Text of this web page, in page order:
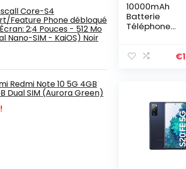
Core-S4
Feature Phone débloqué
2;4 Pouces - 512 Mo
Nano-SIM - KaiOS) Noir
Redmi Note 10 5G 4GB
Dual SIM (Aurora Green)
10000mAh
Batterie
Téléphone
ne Android
11,Écran 6,52’’
HD+,Face
ID+Empreinte
€